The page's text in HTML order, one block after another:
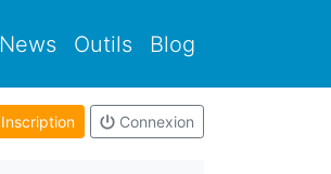
News Outils Blog
Inscription Connexion